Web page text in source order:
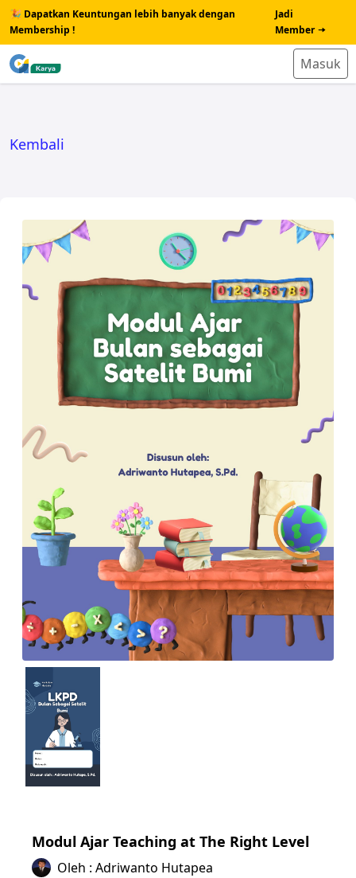
🎉 Dapatkan Keuntungan lebih banyak dengan
Membership !
Jadi
Member
Masuk
Kembali
Modul Ajar Teaching at The Right Level
Oleh : Adriwanto Hutapea